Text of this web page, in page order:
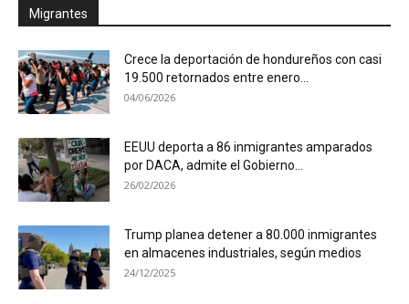
Migrantes
Crece la deportación de hondureños con casi
19.500 retornados entre enero...
04/06/2026
EEUU deporta a 86 inmigrantes amparados
por DACA, admite el Gobierno...
26/02/2026
Trump planea detener a 80.000 inmigrantes
en almacenes industriales, según medios
24/12/2025